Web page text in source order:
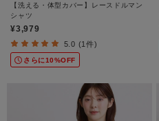
【洗える・体型カバー】レースドルマン
シャツ
¥3,979
5.0 (1件)
さらに10%OFF